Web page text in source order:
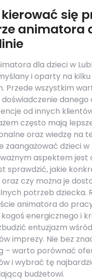
się
animatora
dla dzieci w
i oparty na
Przede wszystkim
od innych
często mają
oraz wiedzę na
zaangażować dzieci w
aspektem
sprawdzić, jakie
czy można je
potrzeb dziecka.
animatora do
energicznego i
entuzjazm
imprezy. Nie bez
– warto porównać
i wybrać tę
budżetowi.